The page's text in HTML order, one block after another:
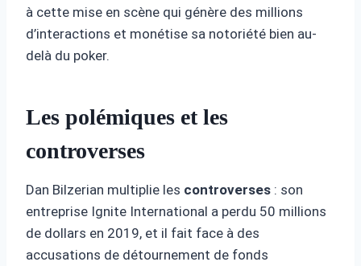
à cette mise en scène qui génère des millions
d’interactions et monétise sa notoriété bien au-
delà du poker.
Les polémiques et les
controverses
Dan Bilzerian multiplie les controverses : son
entreprise Ignite International a perdu 50 millions
de dollars en 2019, et il fait face à des
accusations de détournement de fonds